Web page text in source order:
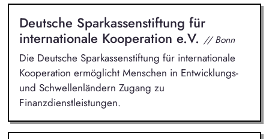
Deutsche Sparkassenstiftung für
internationale Kooperation e.V. // Bonn
Die Deutsche Sparkassenstiftung für internationale
Kooperation ermöglicht Menschen in Entwicklungs-
und Schwellenländern Zugang zu
Finanzdienstleistungen.